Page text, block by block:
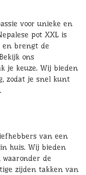
voor unieke en
pot XXL is
en brengt de
ons
je keuze. Wij bieden
zodat je snel kunt
van een
huis. Wij bieden
waaronder de
zijden takken van